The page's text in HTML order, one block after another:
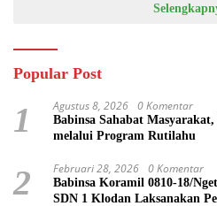
Popular Post
1 Agustus 8, 2026 0 Komentar
Babinsa Sahabat
melalui Program Rutilahu
2 Februari 28, 2026 0 Komentar
Babinsa Koramil 0810-18/
SDN 1 Klodan Laksanakan